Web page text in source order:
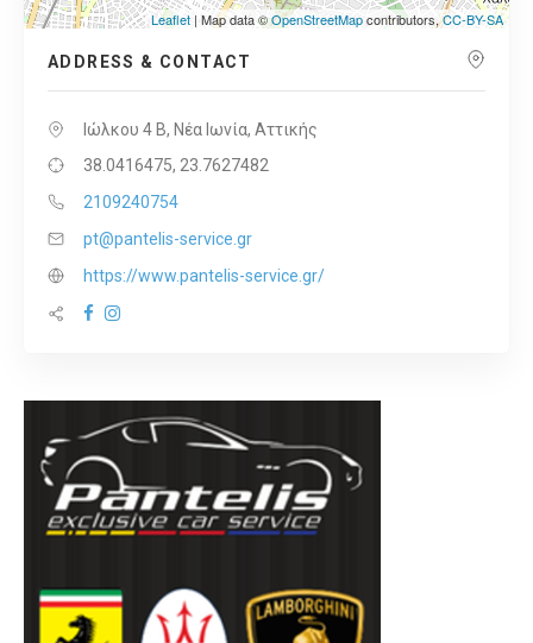
Leaflet | Map data ©OpenStreetMapcontributors,CC-BY-SA
ADDRESS & CONTACT
Ιώλκου 4 Β, Νέα Ιωνία, Αττικής
38.0416475, 23.7627482
2109240754
pt@pantelis-service.gr
https://www.pantelis-service.gr/